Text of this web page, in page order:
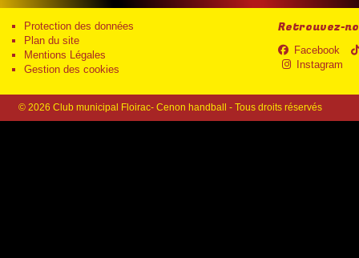
Protection des données
Plan du site
Mentions Légales
Gestion des cookies
Retrouvez-
Facebook
Instagram
© 2026 Club municipal Floirac- Cenon handball - Tous droits réservés